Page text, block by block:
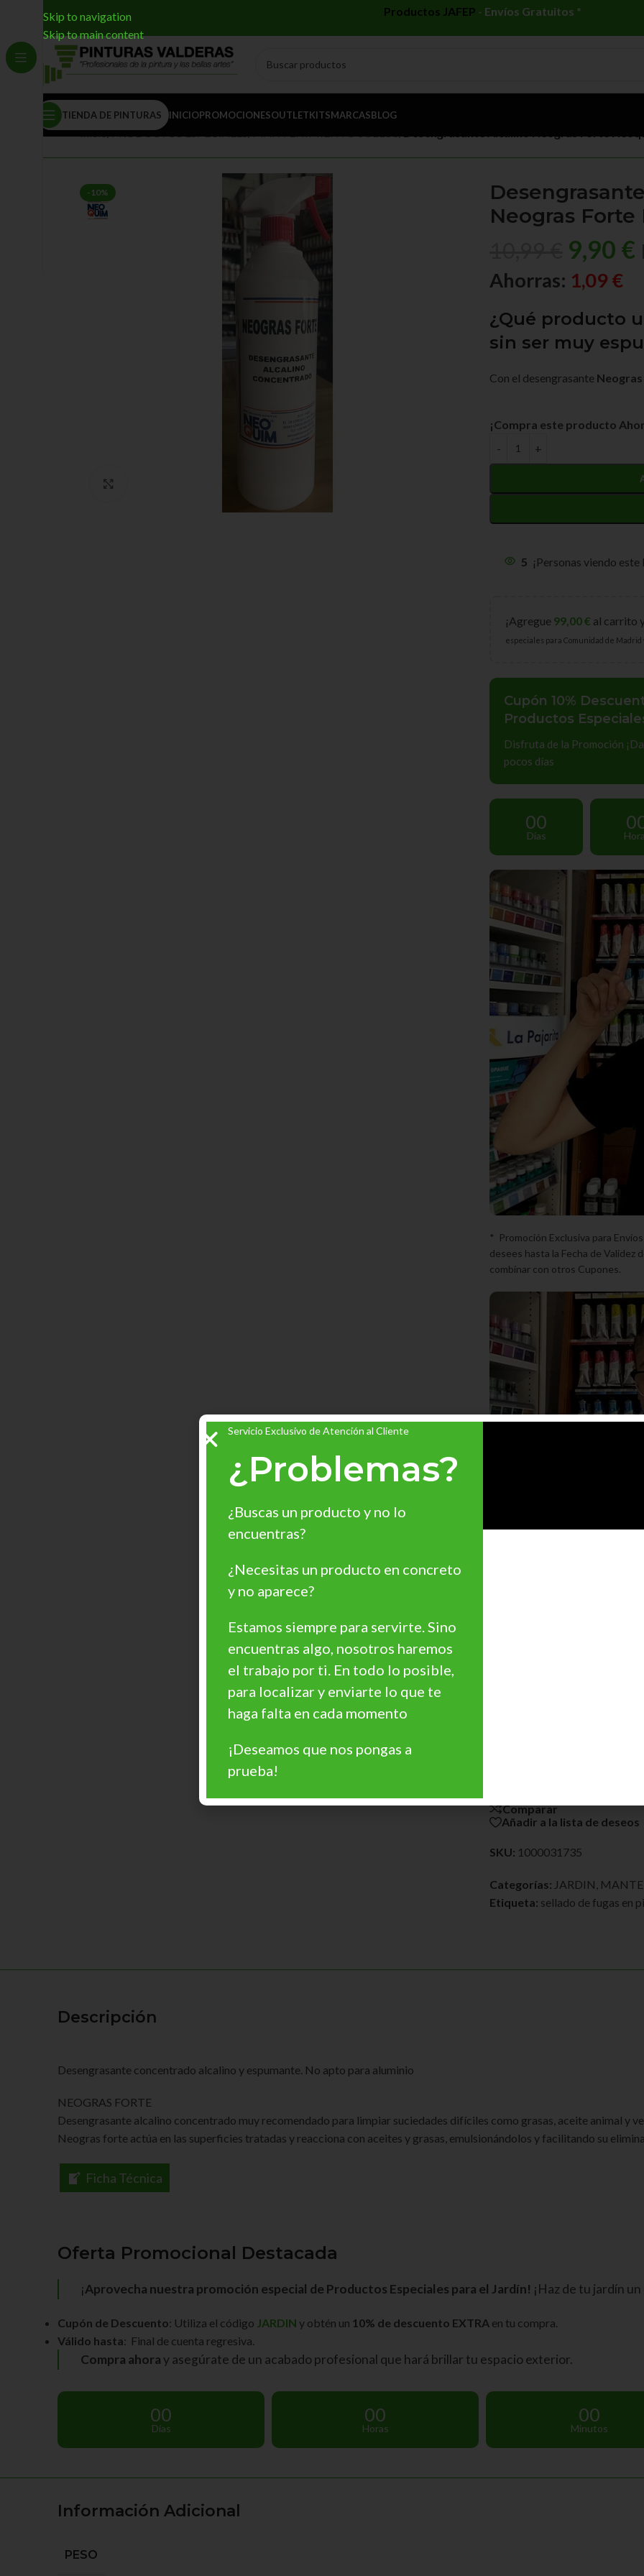
Skip to navigation
Skip to main content
Productos JAFEP - Envíos Gratuitos *
TIENDA DE PINTURAS INICIOPROMOCIONESOUTLETKITSMARCASBLOG
Inicio/PRODUCTOS ESPECIALES
-10%
Neogras Forte
9,90 €
Ahorras: 1,09 €
¿Qué producto
sin ser muy
Con el desengrasante
¡Compra este producto
5 ¡Personas viendo
¡Agregue 99,00€ al carrito
especiales para Comunidad de Madrid
Cupón 10%
Productos
Disfruta de la Promoción
pocos días
00
Días
* Promoción Exclusiva para
desees hasta la Fecha de Validez
combinar con otros Cupones.
Comparar
Añadir a la lista de deseos
SKU: 1000031735
Categorías: JARDIN
Etiqueta: sellado de fugas en
Descripción
Desengrasante concentrado alcalino y espumante. No apto para aluminio
NEOGRAS FORTE
Desengrasante alcalino concentrado muy recomendado para limpiar suciedades difíciles como grasas, aceite animal y
Neogras forte actúa en las superficies tratadas y reacciona con aceites y grasas, emulsionándolos y facilitando su
Ficha Técnica
Oferta Promocional Destacada
¡Aprovecha nuestra promoción especial de Productos Especiales para el Jardín! ¡Haz de tu jardín
Cupón de Descuento: Utiliza el código JARDIN y obtén un 10% de descuento EXTRA en tu compra.
Válido hasta: Final de cuenta regresiva.
Compra ahoray asegúrate de un acabado profesional que hará brillar tu espacio exterior.
00
Días
00
Horas
00
Minutos
Información Adicional
PESO
Servicio Exclusivo de Atención al Cliente
¿Problemas?
¿Buscas un producto y no lo
encuentras?
¿Necesitas un producto en concreto
y no aparece?
Estamos siempre para servirte. Sino
encuentras algo, nosotros haremos
el trabajo por ti. En todo lo posible,
para localizar y enviarte lo que te
haga falta en cada momento
¡Deseamos que nos pongas a
prueba!